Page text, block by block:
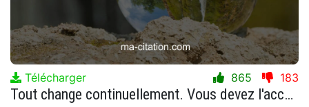
Télécharger 865 183
Tout change continuellement. Vous devez l'accepter et agir en consÃ©quence.